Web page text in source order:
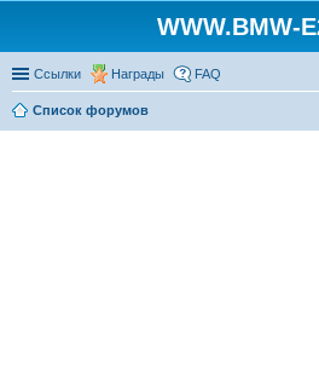
WWW.BMW-
Ссылки Награды FAQ
Список форумов